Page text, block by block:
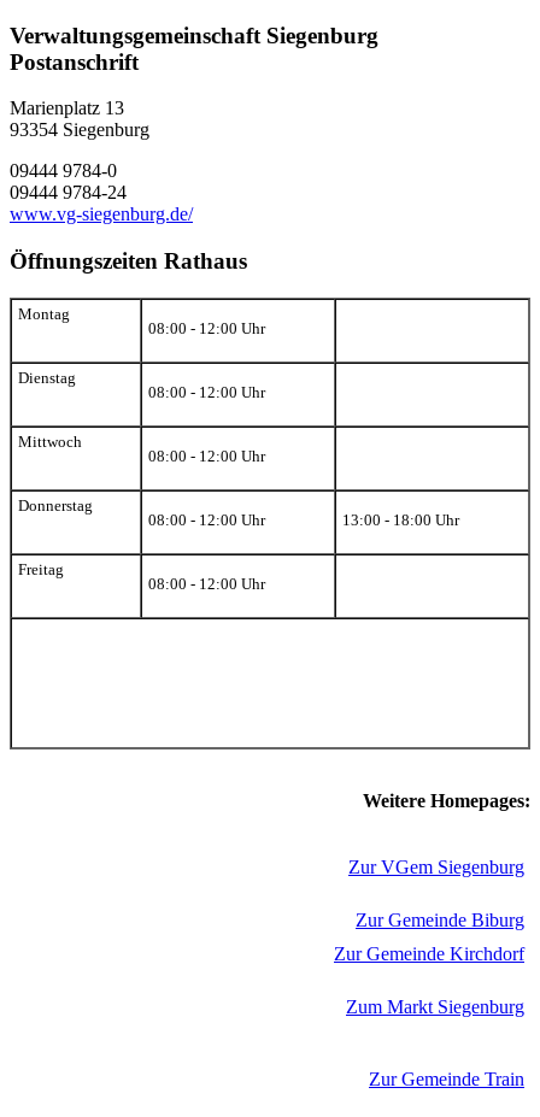
Verwaltungsgemeinschaft Siegenburg
Postanschrift
Marienplatz 13
93354 Siegenburg
09444 9784-0
09444 9784-24
www.vg-siegenburg.de/
Öffnungszeiten Rathaus
Montag
08:00 - 12:00 Uhr
Dienstag
08:00 - 12:00 Uhr
Mittwoch
08:00 - 12:00 Uhr
Donnerstag
08:00 - 12:00 Uhr
13:00 - 18:00 Uhr
Freitag
08:00 - 12:00 Uhr
Weitere Homepages:
Zur VGem Siegenburg
Zur Gemeinde Biburg
Zur Gemeinde Kirchdorf
Zum Markt Siegenburg
Zur Gemeinde Train